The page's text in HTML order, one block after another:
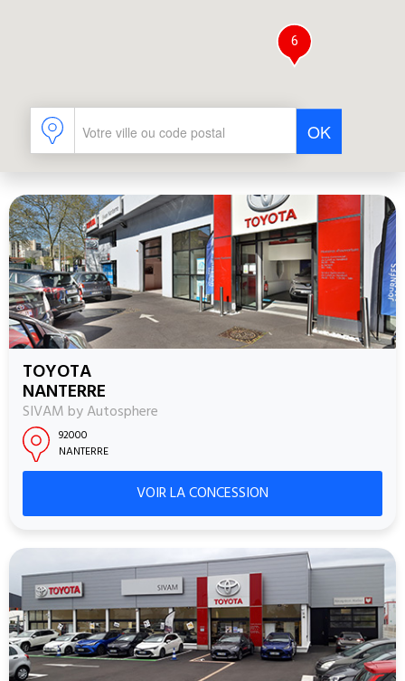
OK
6
TOYOTA
NANTERRE
SIVAM by Autosphere
92000
NANTERRE
VOIR LA CONCESSION